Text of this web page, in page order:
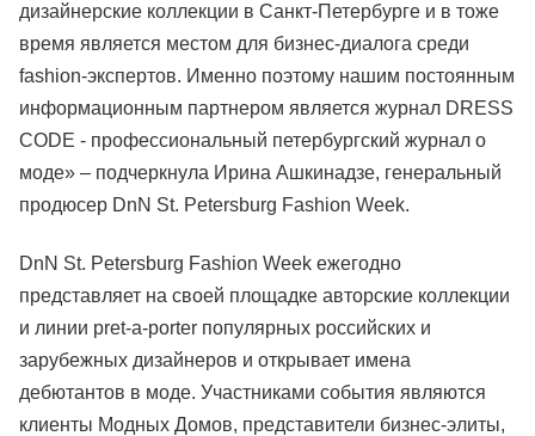
дизайнерские коллекции в Санкт-Петербурге и в тоже
время является местом для бизнес-диалога среди
fashion-экспертов. Именно поэтому нашим постоянным
информационным партнером является журнал DRESS
CODE - профессиональный петербургский журнал о
моде» – подчеркнула Ирина Ашкинадзе, генеральный
продюсер DnN St. Petersburg Fashion Week.
DnN St. Petersburg Fashion Week ежегодно
представляет на своей площадке авторские коллекции
и линии pret-a-porter популярных российских и
зарубежных дизайнеров и открывает имена
дебютантов в моде. Участниками события являются
клиенты Модных Домов, представители бизнес-элиты,